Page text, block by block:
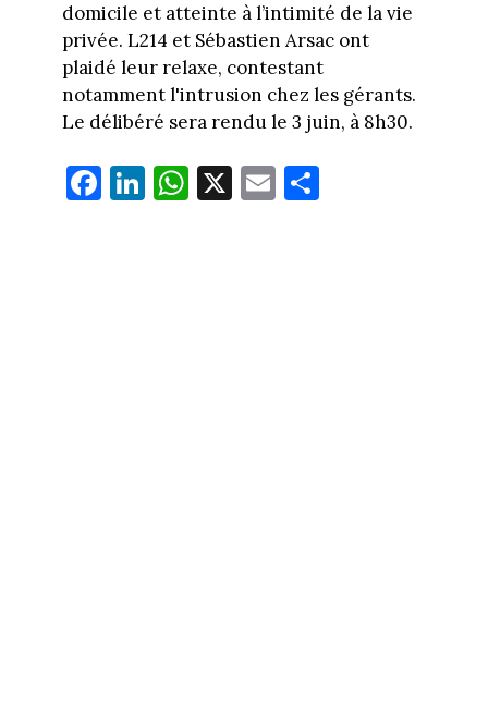
domicile et atteinte à l’intimité de la vie
privée. L214 et Sébastien Arsac ont
plaidé leur relaxe, contestant
notamment l'intrusion chez les gérants.
Le délibéré sera rendu le 3 juin, à 8h30.
Fa
ce
Li
nk
W
ha
X E
m
Pa
rt